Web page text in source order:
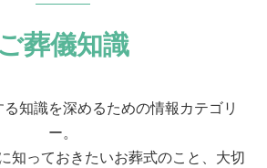
ご葬儀知識
知識を深めるための情報カテゴリ
ー。
知っておきたいお葬式のこと、大切